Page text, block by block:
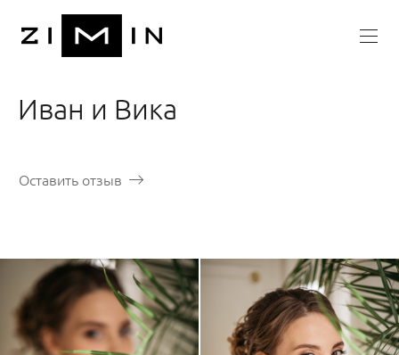
Иван и Вика
Оставить отзыв